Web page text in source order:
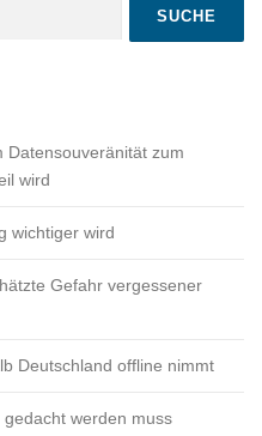
Datensouveränität zum
wird
wichtiger wird
Gefahr vergessener
Deutschland offline nimmt
werden muss